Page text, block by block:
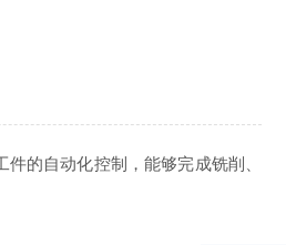
的自动化控制，能够完成铣削、